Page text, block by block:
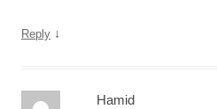
Reply ↓
Hamid